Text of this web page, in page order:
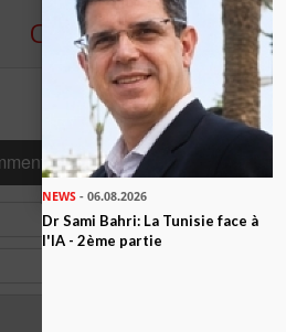
COMMENTER CET
NEWS - 06.08.2026
Dr Sami Bahri: La Tunisie face à
l'IA - 2ème partie